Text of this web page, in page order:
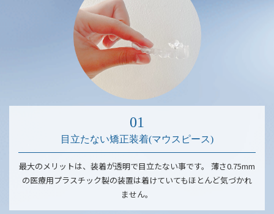
目立たない矯正装着(マウスピース)
最大のメリットは、装着が透明で目立たない事です。 薄さ0.75mm
の医療用プラスチック製の装置は着けていてもほとんど気づかれ
ません。